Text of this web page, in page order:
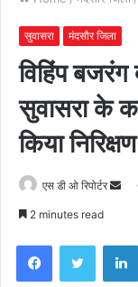
सुवासरा मंदसौर जिला
विहिंप बजरंग
सुवासरा के
किया निरिक्षण
एस डी ओ रिपोर्टर
2 minutes read
FacebookTwitter